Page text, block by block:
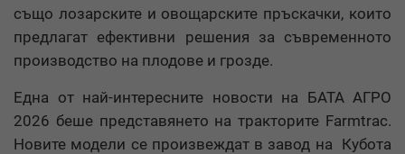
също лозарските и овощарските пръскачки, които
предлагат ефективни решения за съвременното
производство на плодове и грозде.
Една от най-интересните новости на БАТА АГРО
2026 беше представянето на тракторите Farmtrac.
Новите модели се произвеждат в завод на Кубота